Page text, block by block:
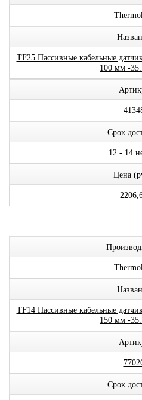
TF25 Пассивные кабельные
100 мм -
Срок
12 - 14
Цена
TF14 Пассивные кабельные
150 мм -
Срок